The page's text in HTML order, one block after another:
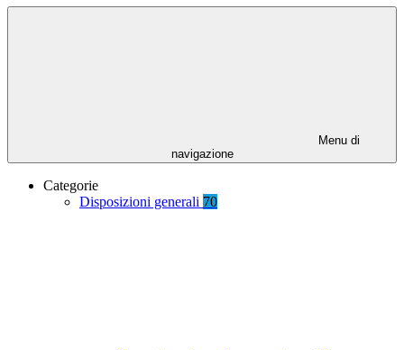
Menu di
navigazione
Categorie
Disposizioni generali 70